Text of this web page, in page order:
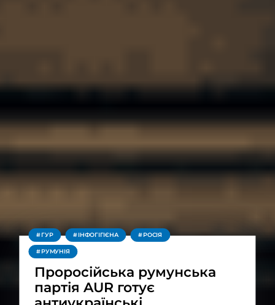
ГУР ІНФОГІГІЄНА РОСІЯ
РУМУНІЯ
Проросійська румунська
партія AUR готує